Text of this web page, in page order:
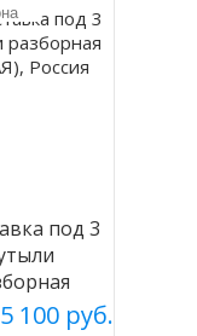
под 3
Россия
100 руб.